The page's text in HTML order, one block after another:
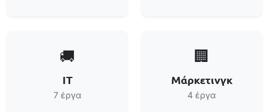
🚚
IT
7 έργα
🏢
Μάρκετινγκ
4 έργα